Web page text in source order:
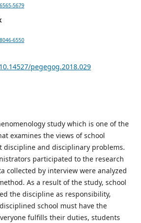
5679
6550
pegegog.2018.029
study which is one of the
examines the views of school
discipline and disciplinary problems.
participated to the research
collected by interview were analyzed
As a result of the study, school
the discipline as responsibility,
school must have the
fulfills their duties, students